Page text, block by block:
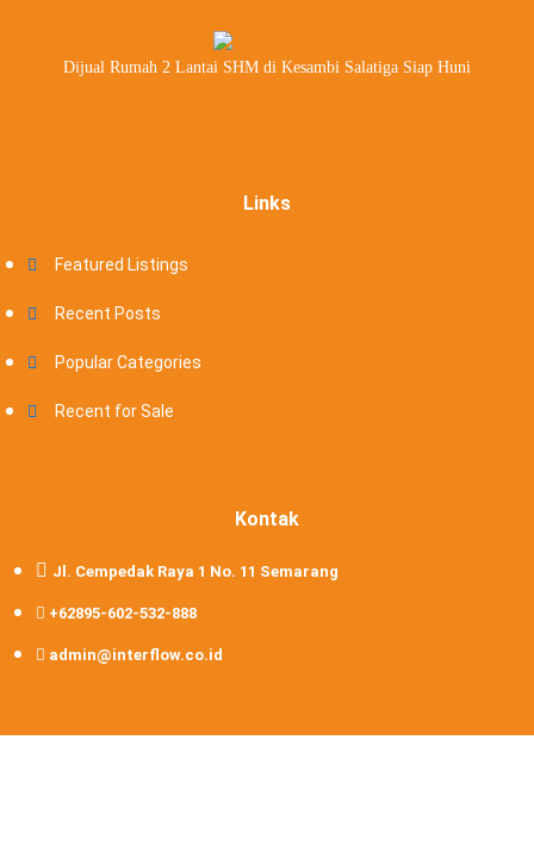
Dijual Rumah 2 Lantai SHM di Kesambi Salatiga Siap Huni
Links
Featured Listings
Recent Posts
Popular Categories
Recent for Sale
Kontak
Jl. Cempedak Raya 1 No. 11 Semarang
+62895-602-532-888
admin@interflow.co.id